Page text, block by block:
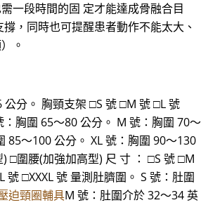
一段時間的固 定才能達成骨融合目
，同時也可提醒患者動作不能太大、
。
公分。 胸頸支架 □S 號 □M 號 □L 號
：胸圍 65～80 公分。 M 號：胸圍 70～
85～100 公分。 XL 號：胸圍 90～130
□圍腰(加強加高型) 尺 寸 ： □S 號 □M
號 □XXXL 號 量測肚臍圍。 S 號：肚圍
迫頸圈輔具M 號：肚圍介於 32～34 英